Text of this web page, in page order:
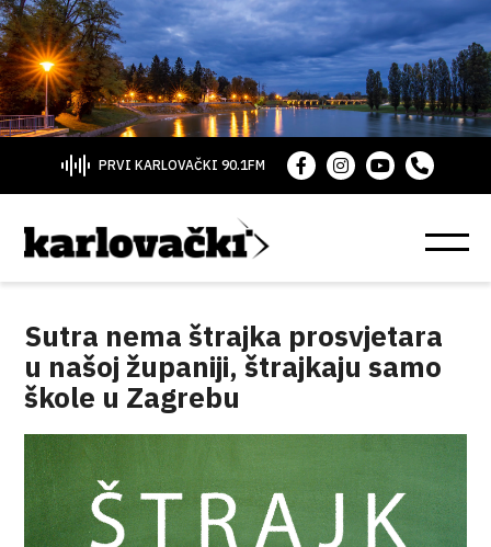
PRVI KARLOVAČKI 90.1FM
Sutra nema štrajka prosvjetara
u našoj županiji, štrajkaju samo
škole u Zagrebu